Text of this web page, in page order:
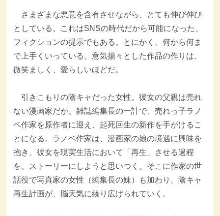
さまざまな悪意を含有させながら、とても伸び伸び
としている。これはSNSの時代だから可能になった、
フィクションの提示でもある。とにかく、何から何ま
で上手くいっている。意気揚々とした作品の作りは、
微笑ましく、愛らしいほどだ。
引きこもりの陰キャだった女性。彼女の父親は売れ
ない漫画家だが、雑誌編集長の一計で、売れっ子ラノ
ベ作家を原作者に迎え、起死回生の新作を手がけるこ
とになる。ラノベ作家は、漫画家の娘の境遇に興味を
抱き、彼女を現実生活において「再生」させる過程
を、ストーリーにしようと思いつく。そこに作家の世
話役で写真家の女性（編集長の妹）も加わり、陰キャ
再生計画が、脳天気に繰り広げられていく。